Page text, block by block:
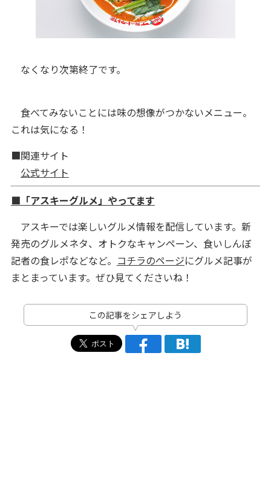
なくなり次第終了です。
食べてみないことには味の想像がつかないメニュー。
これは気になる！
■関連サイト
公式サイト
■「アスキーグルメ」やってます
アスキーでは楽しいグルメ情報を配信しています。新
発売のグルメネタ、オトクなキャンペーン、食いしんぼ
記者の食レポなどなど。 コチラのページにグルメ記事が
まとまっています。ぜひ見てくださいね！
この記事をシェアしよう